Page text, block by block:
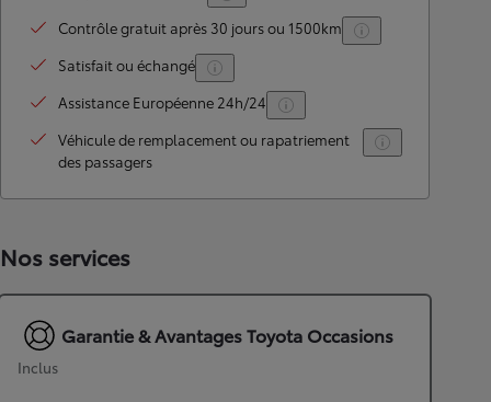
Contrôle gratuit après 30 jours ou 1500km
Satisfait ou échangé
Assistance Européenne 24h/24
Véhicule de remplacement ou rapatriement
des passagers
Nos services
Garantie & Avantages Toyota Occasions
Inclus